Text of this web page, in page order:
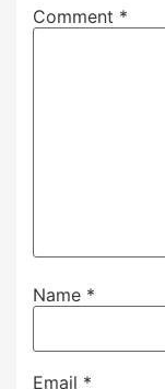
Comment *
Name *
Email *